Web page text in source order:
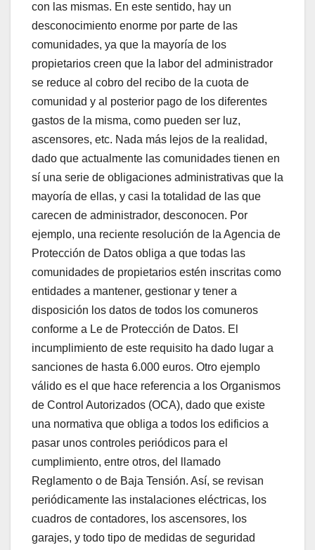
con las mismas. En este sentido, hay un
desconocimiento enorme por parte de las
comunidades, ya que la mayoría de los
propietarios creen que la labor del administrador
se reduce al cobro del recibo de la cuota de
comunidad y al posterior pago de los diferentes
gastos de la misma, como pueden ser luz,
ascensores, etc. Nada más lejos de la realidad,
dado que actualmente las comunidades tienen en
sí una serie de obligaciones administrativas que la
mayoría de ellas, y casi la totalidad de las que
carecen de administrador, desconocen. Por
ejemplo, una reciente resolución de la Agencia de
Protección de Datos obliga a que todas las
comunidades de propietarios estén inscritas como
entidades a mantener, gestionar y tener a
disposición los datos de todos los comuneros
conforme a Le de Protección de Datos. El
incumplimiento de este requisito ha dado lugar a
sanciones de hasta 6.000 euros. Otro ejemplo
válido es el que hace referencia a los Organismos
de Control Autorizados (OCA), dado que existe
una normativa que obliga a todos los edificios a
pasar unos controles periódicos para el
cumplimiento, entre otros, del llamado
Reglamento o de Baja Tensión. Así, se revisan
periódicamente las instalaciones eléctricas, los
cuadros de contadores, los ascensores, los
garajes, y todo tipo de medidas de seguridad